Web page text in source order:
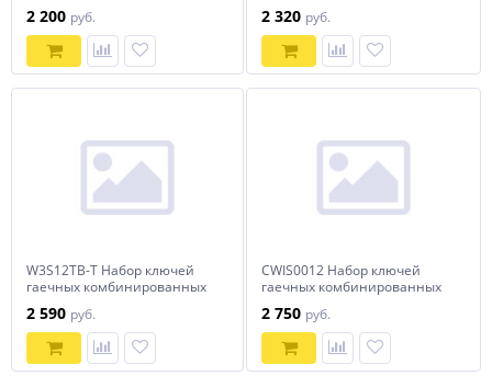
предметов
2 200 руб.
предметов
2 320 руб.
W3S12TB-T Набор ключей
гаечных комбинированных
предметов (6-14,17,19,22 мм)
(в тубусе Thorvik)
2 590 руб.
CWIS0012 Набор ключей
гаечных комбинированных
-15/16", 12 предметов
2 750 руб.